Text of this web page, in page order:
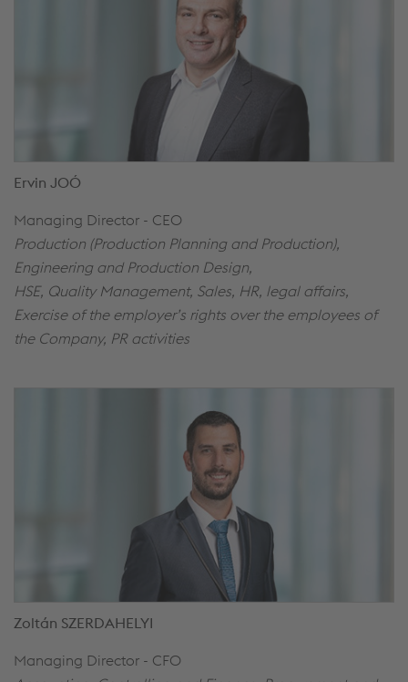
Ervin JOÓ
Managing Director - CEO
Production (Production Planning and Production),
Engineering and Production Design,
HSE, Quality Management, Sales, HR, legal affairs,
Exercise of the employer’s rights over the employees of
the Company, PR activities
Zoltán SZERDAHELYI
Managing Director - CFO